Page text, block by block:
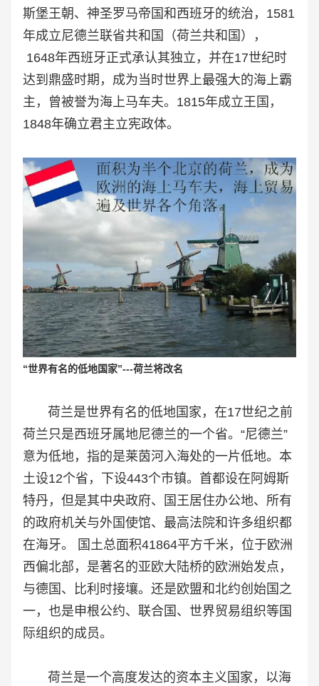
斯堡王朝、神圣罗马帝国和西班牙的统治，1581
年成立尼德兰联省共和国（荷兰共和国），
1648年西班牙正式承认其独立，并在17世纪时
达到鼎盛时期，成为当时世界上最强大的海上霸
主，曾被誉为海上马车夫。1815年成立王国，
1848年确立君主立宪政体。
“世界有名的低地国家”---荷兰将改名
荷兰是世界有名的低地国家，在17世纪之前
荷兰只是西班牙属地尼德兰的一个省。“尼德兰”
意为低地，指的是莱茵河入海处的一片低地。本
土设12个省，下设443个市镇。首都设在阿姆斯
特丹，但是其中央政府、国王居住办公地、所有
的政府机关与外国使馆、最高法院和许多组织都
在海牙。 国土总面积41864平方千米，位于欧洲
西偏北部，是著名的亚欧大陆桥的欧洲始发点，
与德国、比利时接壤。还是欧盟和北约创始国之
一，也是申根公约、联合国、世界贸易组织等国
际组织的成员。
荷兰是一个高度发达的资本主义国家，以海